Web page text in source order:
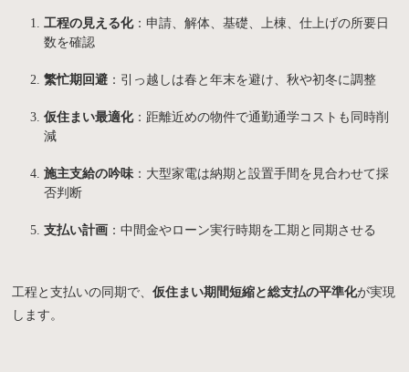
工程の見える化：申請、解体、基礎、上棟、仕上げの所要日
数を確認
繁忙期回避 ：引っ越しは春と年末を避け、秋や初冬に調整
仮住まい最適化：距離近めの物件で通勤通学コストも同時削
減
施主支給の吟味：大型家電は納期と設置手間を見合わせて採
否判断
支払い計画 ：中間金やローン実行時期を工期と同期させる
工程と支払いの同期で、仮住まい期間短縮と総支払の平準化が実現
します。